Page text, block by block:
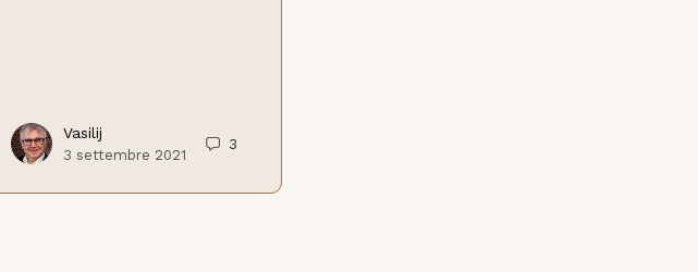
Vasilij
3 settembre 2021
3